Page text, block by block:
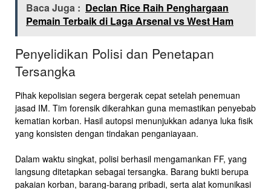
Baca Juga : Declan Rice Raih Penghargaan
Pemain Terbaik di Laga Arsenal vs West Ham
Penyelidikan Polisi dan Penetapan
Tersangka
Pihak kepolisian segera bergerak cepat setelah penemuan
jasad IM. Tim forensik dikerahkan guna memastikan penyebab
kematian korban. Hasil autopsi menunjukkan adanya luka fisik
yang konsisten dengan tindakan penganiayaan.
Dalam waktu singkat, polisi berhasil mengamankan FF, yang
langsung ditetapkan sebagai tersangka. Barang bukti berupa
pakaian korban, barang-barang pribadi, serta alat komunikasi